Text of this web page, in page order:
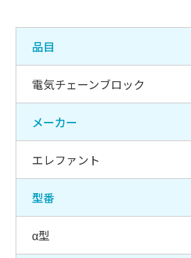
品目
電気チェーンブロック
メーカー
エレファント
型番
α型